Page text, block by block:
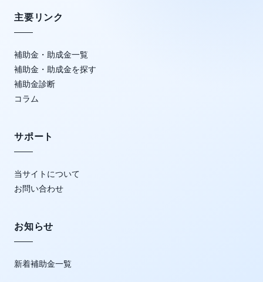
主要リンク
補助金・助成金一覧
補助金・助成金を探す
補助金診断
コラム
サポート
当サイトについて
お問い合わせ
お知らせ
新着補助金一覧